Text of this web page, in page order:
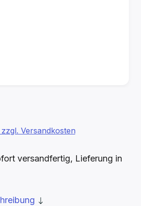
Versandkosten
versandfertig, Lieferung in